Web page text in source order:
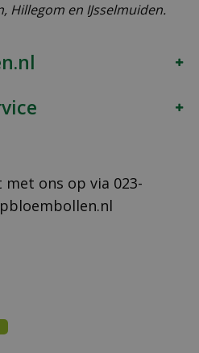
Hillegom en IJsselmuiden.
met ons op via 023-